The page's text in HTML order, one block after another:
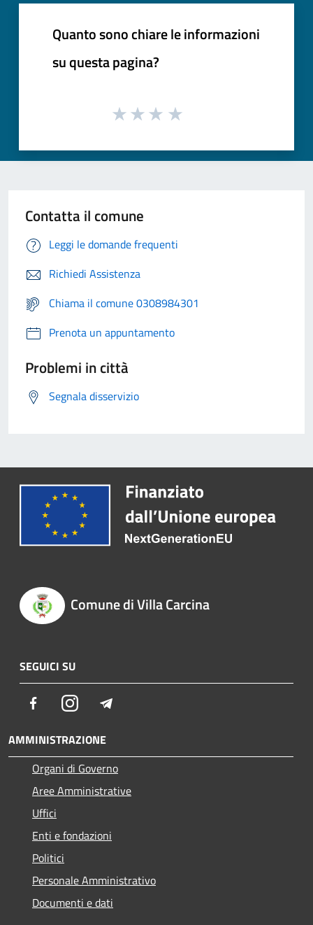
Quanto sono chiare le informazioni
su questa pagina?
Contatta il comune
Leggi le domande frequenti
Richiedi Assistenza
Chiama il comune 0308984301
Prenota un appuntamento
Problemi in città
Segnala disservizio
Comune di Villa Carcina
SEGUICI SU
FacebookInstagram
AMMINISTRAZIONE
Organi di Governo
Aree Amministrative
Uffici
Enti e fondazioni
Politici
Personale Amministrativo
Documenti e dati